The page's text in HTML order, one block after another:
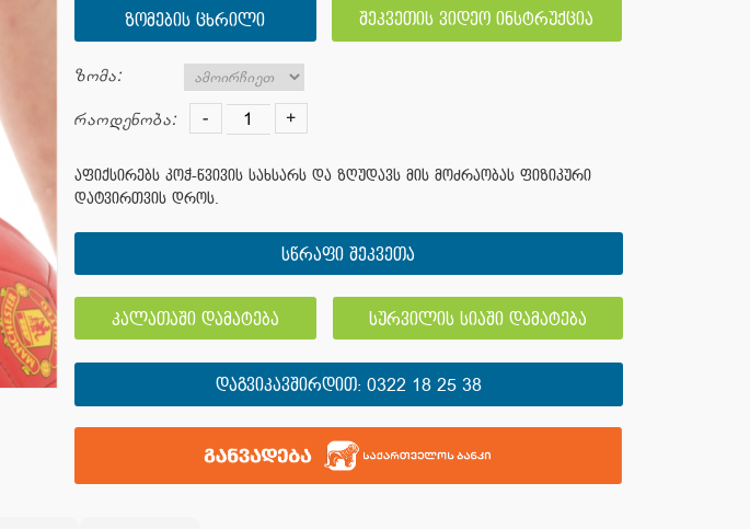
ᲖᲝᲛᲔᲑᲘᲡ ᲪᲮᲠᲘᲚᲘ შეკვეთის ვიდეო ინსტრუქცია
ზომა:
რაოდენობა: - +
აფიქსირებს კოჭ-წვივის სახსარს და ზღუდავს მის მოძრაობას ფიზიკური
დატვირთვის დროს.
სწრაფი შეკვეთა
კალათაში დამატება სურვილის სიაში დამატება
ᲓᲐᲒᲕᲘᲙᲐᲕᲨᲘᲠᲓᲘᲗ: 0322 18 25 38